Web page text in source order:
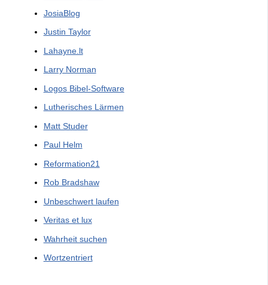
JosiaBlog
Justin Taylor
Lahayne.lt
Larry Norman
Logos Bibel-Software
Lutherisches Lärmen
Matt Studer
Paul Helm
Reformation21
Rob Bradshaw
Unbeschwert laufen
Veritas et lux
Wahrheit suchen
Wortzentriert